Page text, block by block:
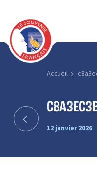
Accueil
12 janvier 2026